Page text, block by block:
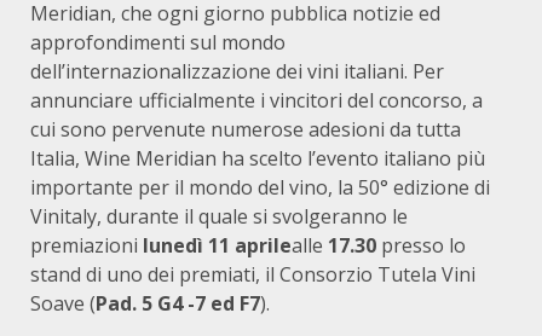
Meridian, che ogni giorno pubblica notizie ed
approfondimenti sul mondo
dell’internazionalizzazione dei vini italiani. Per
annunciare ufficialmente i vincitori del concorso, a
cui sono pervenute numerose adesioni da tutta
Italia, Wine Meridian ha scelto l’evento italiano più
importante per il mondo del vino, la 50° edizione di
Vinitaly, durante il quale si svolgeranno le
premiazioni lunedì 11 aprilealle 17.30 presso lo
stand di uno dei premiati, il Consorzio Tutela Vini
Soave (Pad. 5 G4 -7 ed F7).